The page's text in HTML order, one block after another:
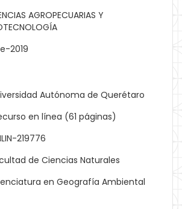
AGROPECUARIAS Y
2019
Autónoma de Querétaro
en línea (61 páginas)
219776
de Ciencias Naturales
en Geografía Ambiental